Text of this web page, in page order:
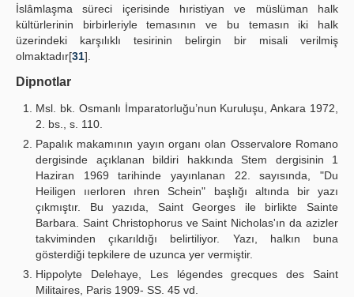
İslâmlaşma süreci içerisinde hıristiyan ve müslüman halk
kültürlerinin birbirleriyle temasının ve bu temasın iki halk
üzerindeki karşılıklı tesirinin belirgin bir misali verilmiş
olmaktadır[31].
Dipnotlar
Msl. bk. Osmanlı İmparatorluğu’nun Kuruluşu, Ankara 1972,
2. bs., s. 110.
Papalık makamının yayın organı olan Osservalore Romano
dergisinde açıklanan bildiri hakkında Stem dergisinin 1
Haziran 1969 tarihinde yayınlanan 22. sayısında, "Du
Heiligen ııerloren ıhren Schein" başlığı altında bir yazı
çıkmıştır. Bu yazıda, Saint Georges ile birlikte Sainte
Barbara. Saint Christophorus ve Saint Nicholas'ın da azizler
takviminden çıkarıldığı belirtiliyor. Yazı, halkın buna
gösterdiği tepkilere de uzunca yer vermiştir.
Hippolyte Delehaye, Les légendes grecques des Saint
Militaires, Paris 1909- SS. 45 vd.